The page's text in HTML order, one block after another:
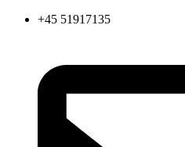
Videre+45 51917135